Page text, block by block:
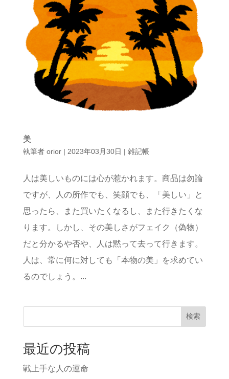
美
執筆者 orior| 2023年03月30日 | 雑記帳
人は美しいものには心が惹かれます。商品は勿論
ですが、人の所作でも、笑顔でも、「美しい」と
思ったら、また買いたくなるし、また行きたくな
ります。しかし、その美しさがフェイク（偽物）
だと分かるや否や、人は黙って去って行きます。
人は、常に何に対しても「本物の美」を求めてい
るのでしょう。...
検索
最近の投稿
戦上手な人の運命